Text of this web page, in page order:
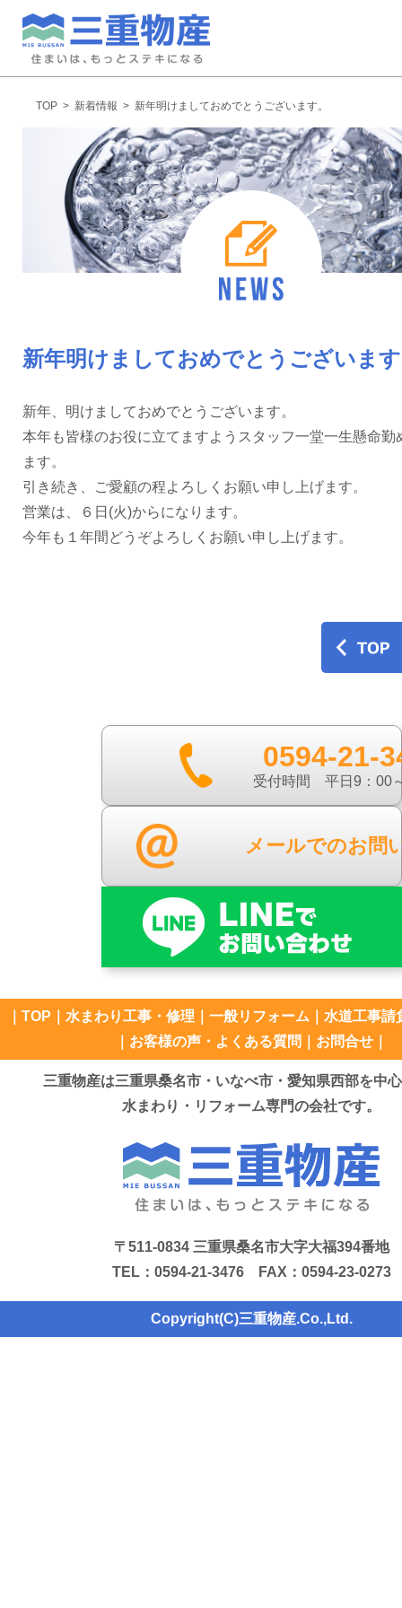
TOP > 新着情報 > 新年明けましておめでとうございます。
新年明けましておめでとうございま
新年、明けましておめでとうございます。
本年も皆様のお役に立てますようスタッフ一堂一生懸命勤
ます。
引き続き、ご愛顧の程よろしくお願い申し上げます。
営業は、６日(火)からになります。
今年も１年間どうぞよろしくお願い申し上げます。
0594-21-
受付時間 平日9：00
メールでのお問
TOP 水まわり工事・修理 一般リフォーム
水道工事請
お客様の声・よくある質問 お問合せ
三重物産は三重県桑名市・いなべ市・愛知県西部を中
水まわり・リフォーム専門の会社です。
〒511-0834 三重県桑名市大字大福394番地
TEL：0594-21-3476 FAX：0594-23-0273
Copyright(C)三重物産.Co.,Ltd.